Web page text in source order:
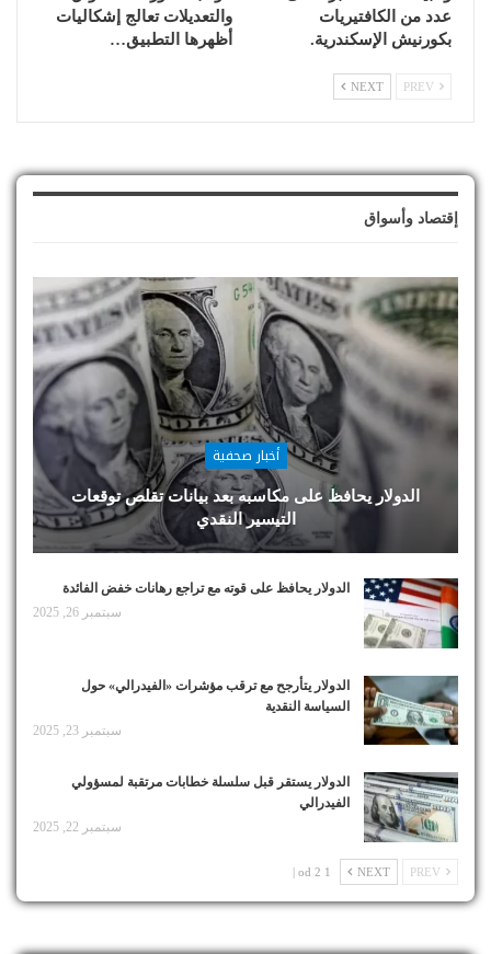
عدد من الكافتيريات
بكورنيش الإسكندرية.
والتعديلات تعالج إشكاليات
أظهرها التطبيق…
NEXT
إقتصاد وأسواق
أخبار صحفية
الدولار يحافظ على مكاسبه بعد بيانات تقلص توقعات
التيسير النقدي
الدولار يحافظ على قوته مع تراجع رهانات خفض الفائدة
سبتمبر 26, 2025
الدولار يتأرجح مع ترقب مؤشرات «الفيدرالي» حول
السياسة النقدية
سبتمبر 23, 2025
الدولار يستقر قبل سلسلة خطابات مرتقبة لمسؤولي
الفيدرالي
سبتمبر 22, 2025
NEXT
1 od 2 |